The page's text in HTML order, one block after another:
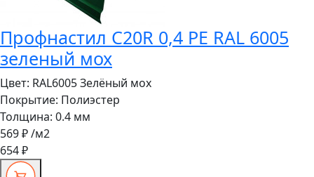
Профнастил C20R 0,4 PE RAL 6005
зеленый мох
Цвет: RAL6005 Зелёный мох
Покрытие: Полиэстер
Толщина: 0.4 мм
569 ₽/м2
654 ₽